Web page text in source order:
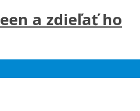
a zdieľať ho